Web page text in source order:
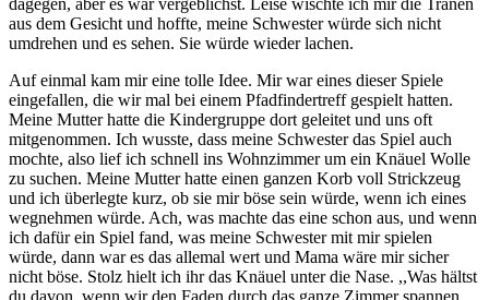
aus dem Gesicht und hoffte, meine Schwester würde sich nicht
umdrehen und es sehen. Sie würde wieder lachen.
Auf einmal kam mir eine tolle Idee. Mir war eines dieser Spiele
eingefallen, die wir mal bei einem Pfadfindertreff gespielt hatten.
Meine Mutter hatte die Kindergruppe dort geleitet und uns oft
mitgenommen. Ich wusste, dass meine Schwester das Spiel auch
mochte, also lief ich schnell ins Wohnzimmer um ein Knäuel Wolle
zu suchen. Meine Mutter hatte einen ganzen Korb voll Strickzeug
und ich überlegte kurz, ob sie mir böse sein würde, wenn ich eines
wegnehmen würde. Ach, was machte das eine schon aus, und wenn
ich dafür ein Spiel fand, was meine Schwester mit mir spielen
würde, dann war es das allemal wert und Mama wäre mir sicher
nicht böse. Stolz hielt ich ihr das Knäuel unter die Nase. ,,Was hältst
du davon, wenn wir den Faden durch das ganze Zimmer spannen